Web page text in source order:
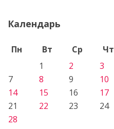
Календарь
Пн Вт Ср Чт
1
2 3
7
8 9 10
14
15 16 17
21
22 23 24
28